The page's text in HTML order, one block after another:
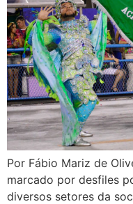
Por Fábio Mariz de
marcado por desfiles
diversos setores da